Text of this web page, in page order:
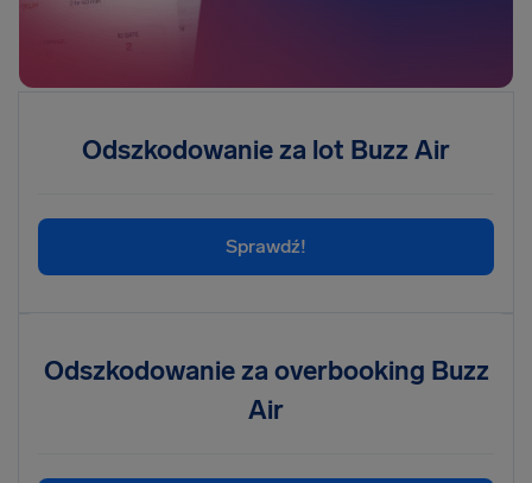
Odszkodowanie za lot Buzz Air
Sprawdź!
Odszkodowanie za overbooking Buzz
Air